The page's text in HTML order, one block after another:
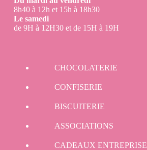
8h40 à 12h et 15h à 18h30
Le samedi
de 9H à 12H30 et de 15H à 19H
CHOCOLATERIE
CONFISERIE
BISCUITERIE
ASSOCIATIONS
CADEAUX ENTREPRISE